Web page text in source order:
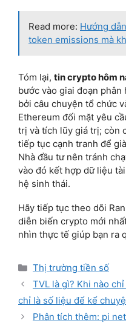
Read more: Hướng
token emissions mà
Tóm lại, tin crypto hôm
bước vào giai đoạn
bởi câu chuyện tổ chức
Ethereum đối mặt yêu
trị và tích lũy giá trị; còn
tiếp tục cạnh tranh để
Nhà đầu tư nên tránh
vào đó kết hợp dữ liệu
hệ sinh thái.
Hãy tiếp tục theo dõi
diễn biến crypto mới
nhìn thực tế giúp bạn ra
Categories
Thị trường tiền số
TVL là gì? Khi nào
chỉ là số liệu để kể
Phân tích thêm: pi